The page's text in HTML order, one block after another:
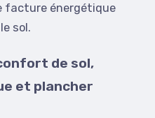
facture énergétique
sol.
de sol,
et plancher